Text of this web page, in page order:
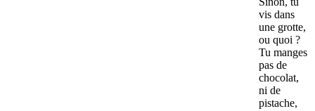
vis dans
une grotte,
ou quoi ?
Tu manges
pas de
chocolat,
ni de
pistache,